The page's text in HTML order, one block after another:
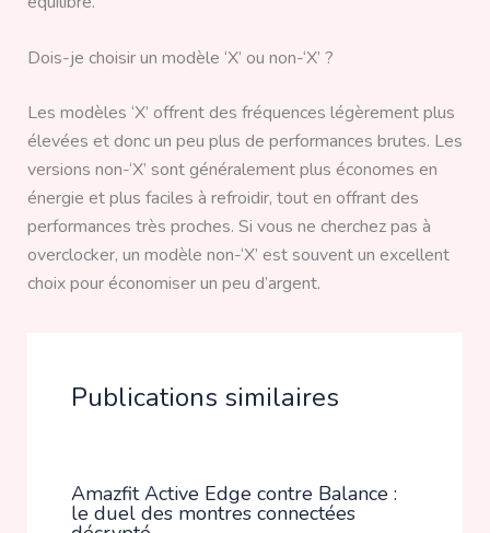
Dois-je choisir un modèle ‘X’ ou non-‘X’ ?
Les modèles ‘X’ offrent des fréquences légèrement plus
élevées et donc un peu plus de performances brutes. Les
versions non-‘X’ sont généralement plus économes en
énergie et plus faciles à refroidir, tout en offrant des
performances très proches. Si vous ne cherchez pas à
overclocker, un modèle non-‘X’ est souvent un excellent
choix pour économiser un peu d’argent.
Publications similaires
Amazfit Active Edge contre Balance :
le duel des montres connectées